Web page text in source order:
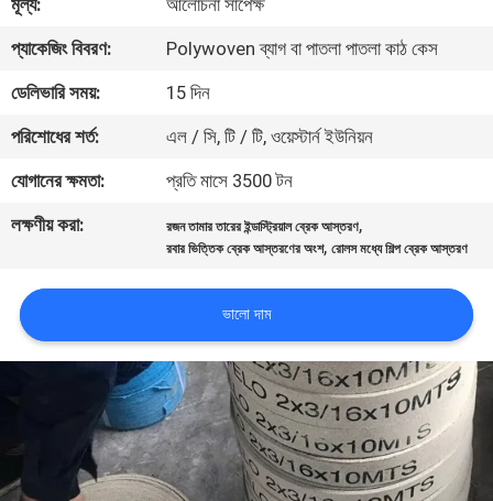
মান
নিয়ন্ত্রণ
যোগাযোগ
করুন
উদ্ধৃতির
আবেদন
মূল্য:
আলোচনা সাপেক্ষ
প্যাকেজিং বিবরণ:
Polywoven ব্যাগ বা পাতলা পাতলা কাঠ কেস
ডেলিভারি সময়:
15 দিন
পরিশোধের শর্ত:
এল / সি, টি / টি, ওয়েস্টার্ন ইউনিয়ন
যোগানের ক্ষমতা:
প্রতি মাসে 3500 টন
লক্ষণীয় করা:
রজন তামার তারের ইন্ডাস্ট্রিয়াল ব্রেক আস্তরণ,
রবার ভিত্তিক ব্রেক আস্তরণের অংশ,রোলস মধ্যে শিল্প ব্রেক আস্তরণ
ভালো দাম